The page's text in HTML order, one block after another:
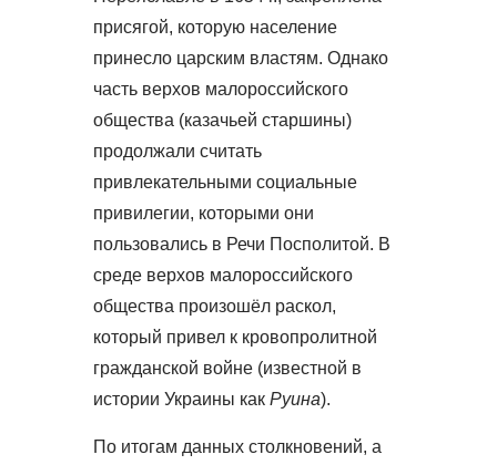
присягой, которую население
принесло царским властям. Однако
часть верхов малороссийского
общества (казачьей старшины)
продолжали считать
привлекательными социальные
привилегии, которыми они
пользовались в Речи Посполитой. В
среде верхов малороссийского
общества произошёл раскол,
который привел к кровопролитной
гражданской войне (известной в
истории Украины как Руина).
По итогам данных столкновений, а